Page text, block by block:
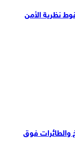
نظرية الأمن
والطائرات فوق